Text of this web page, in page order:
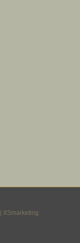
XSmarketing